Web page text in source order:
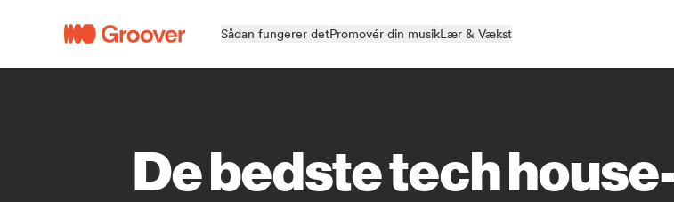
Sådan fungerer detPromovér din musikLær & Vækst
De bedste tech